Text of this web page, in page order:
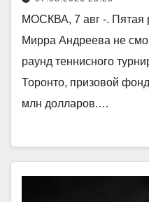
МОСКВА, 7 авг -. Пятая
Мирра Андреева не
раунд теннисного
Торонто, призовой
млн долларов.…